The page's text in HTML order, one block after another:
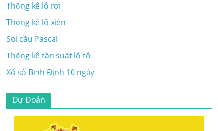
Thống kê lô rơi
Thống kê lô xiên
Soi cầu Pascal
Thống kê tần suất lô tô
Xổ số Bình Định 10 ngày
Dự Đoán